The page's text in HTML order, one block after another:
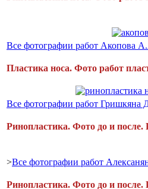
Все фотографии работ Акопова
Пластика носа. Фото работ
Все фотографии работ Гришкяна
Ринопластика. Фото до и
>Все фотографии работ
Ринопластика. Фото до и